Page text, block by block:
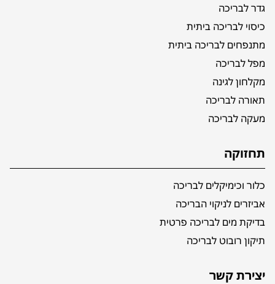
גדר לבריכה
כיסוי לבריכה ביתית
מתנפחים לבריכה ביתית
מפל לבריכה
מקלחון לגינה
תאורה לבריכה
מעקה לבריכה
תחזוקה
כלור וכימיקלים לבריכה
אביזרים לניקוי הבריכה
בדיקת מים לבריכה פרטית
תיקון רובוט לבריכה
יצירת קשר